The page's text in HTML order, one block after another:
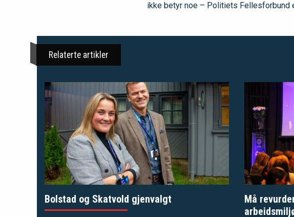
ikke betyr noe – Politiets Fellesforbund
Relaterte artikler
Bolstad og Skatvold gjenvalgt
Må